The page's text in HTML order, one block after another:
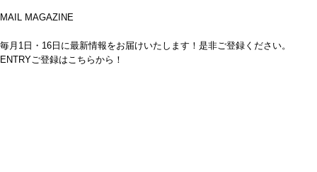
MAIL MAGAZINE
毎月1日・16日に最新情報をお届けいたします！是非ご登録ください。
ENTRYご登録はこちらから！